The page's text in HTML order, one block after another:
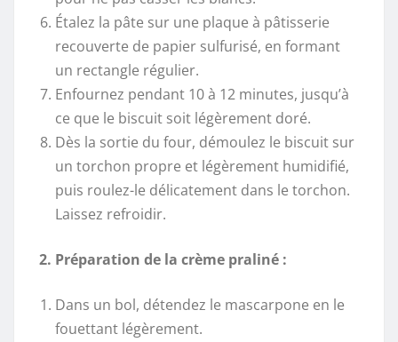
Étalez la pâte sur une plaque à pâtisserie
recouverte de papier sulfurisé, en formant
un rectangle régulier.
Enfournez pendant 10 à 12 minutes, jusqu’à
ce que le biscuit soit légèrement doré.
Dès la sortie du four, démoulez le biscuit sur
un torchon propre et légèrement humidifié,
puis roulez-le délicatement dans le torchon.
Laissez refroidir.
2. Préparation de la crème praliné :
Dans un bol, détendez le mascarpone en le
fouettant légèrement.